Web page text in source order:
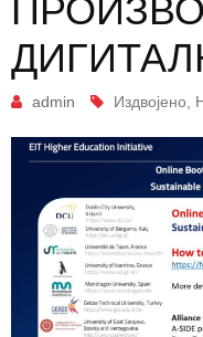
admin Издвојено